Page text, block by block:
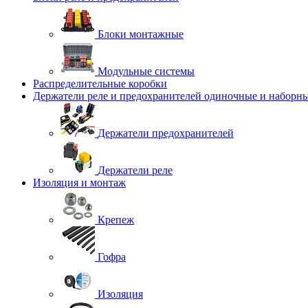
Блоки монтажные
Модульные системы
Распределительные коробки
Держатели реле и предохранителей одиночные и
Держатели предохранителей
Держатели реле
Изоляция и монтаж
Крепеж
Гофра
Изоляция